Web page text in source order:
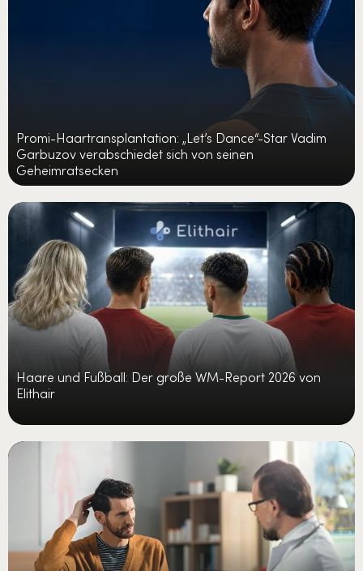
Promi-Haartransplantation: „Let’s Dance“-Star Vadim
Garbuzov verabschiedet sich von seinen
Geheimratsecken
Haare und Fußball: Der große WM-Report 2026 von
Elithair